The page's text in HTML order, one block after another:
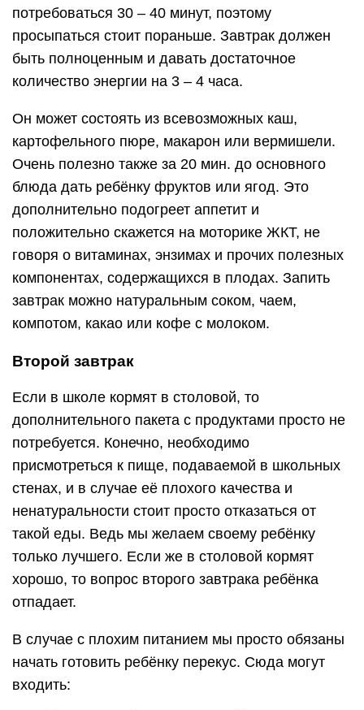
потребоваться 30 – 40 минут, поэтому
просыпаться стоит пораньше. Завтрак должен
быть полноценным и давать достаточное
количество энергии на 3 – 4 часа.
Он может состоять из всевозможных каш,
картофельного пюре, макарон или вермишели.
Очень полезно также за 20 мин. до основного
блюда дать ребёнку фруктов или ягод. Это
дополнительно подогреет аппетит и
положительно скажется на моторике ЖКТ, не
говоря о витаминах, энзимах и прочих полезных
компонентах, содержащихся в плодах. Запить
завтрак можно натуральным соком, чаем,
компотом, какао или кофе с молоком.
Второй завтрак
Если в школе кормят в столовой, то
дополнительного пакета с продуктами просто не
потребуется. Конечно, необходимо
присмотреться к пище, подаваемой в школьных
стенах, и в случае её плохого качества и
ненатуральности стоит просто отказаться от
такой еды. Ведь мы желаем своему ребёнку
только лучшего. Если же в столовой кормят
хорошо, то вопрос второго завтрака ребёнка
отпадает.
В случае с плохим питанием мы просто обязаны
начать готовить ребёнку перекус. Сюда могут
входить: